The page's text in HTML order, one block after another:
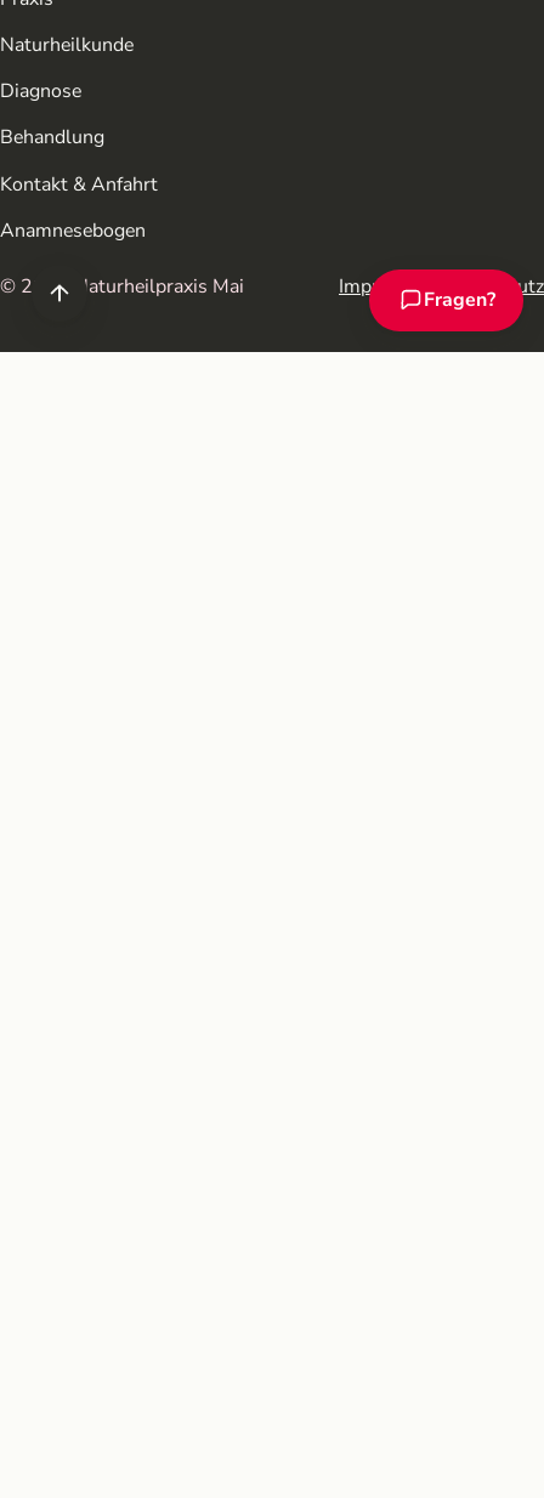
Naturheilkunde
Diagnose
Behandlung
Kontakt & Anfahrt
Anamnesebogen
© 2026 Naturheilpraxis Mai Impressum Datenschutz
Fragen?
Chat-Assistent